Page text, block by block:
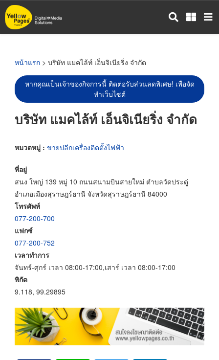
ข้าม
ไป
หน้าแรก > บริษัท แมคไล้ท์ เอ็นจิเนียริ่ง จำกัด
หากคุณเป็นเจ้าของกิจการนี้ ติดต่อรับส่วนลดพิเศษ! เพื่อจัด
ทำเว็บไซต์
บริษัท แมคไล้ท์ เอ็นจิเนียริ่ง จำกัด
หมวดหมู่ : ขายปลีกเครื่องติดตั้งไฟฟ้า
ที่อยู่
สนง ใหญ่ 139 หมู่ 10 ถนนสนามบินสายใหม่ ตำบลวัดประดู่
อำเภอเมืองสุราษฎร์ธานี จังหวัดสุราษฎร์ธานี 84000
โทรศัพท์
077-200-700
แฟกซ์
077-200-752
เวลาทำการ
จันทร์-ศุกร์ เวลา 08:00-17:00,เสาร์ เวลา 08:00-17:00
พิกัด
9.118, 99.29895